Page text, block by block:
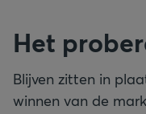
Het
Blijven zitten in
winnen van de